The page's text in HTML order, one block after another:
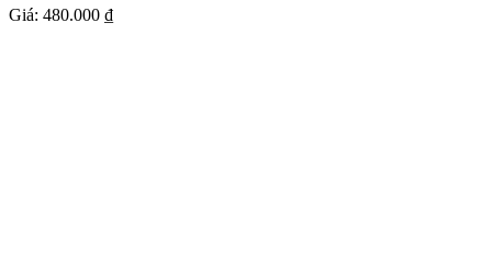
Giá: 480.000 ₫